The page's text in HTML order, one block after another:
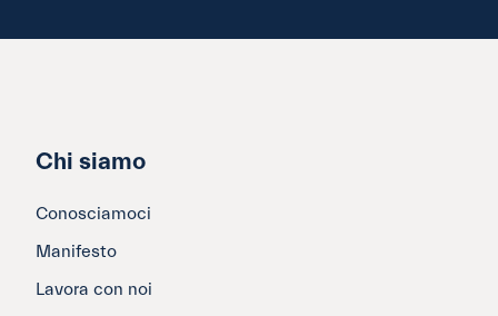
Chi siamo
Conosciamoci
Manifesto
Lavora con noi